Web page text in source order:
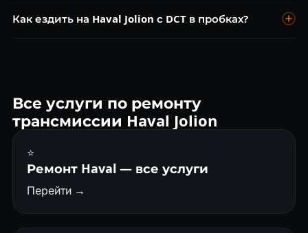
(сухое на атмосфернике). Мокрое сцепление лучше
Как ездить на Haval Jolion с DCT в пробках?
40 000 км.
Все услуги по ремонту
трансмиссии Haval Jolion
⭐
Ремонт Haval — все услуги
Перейти →